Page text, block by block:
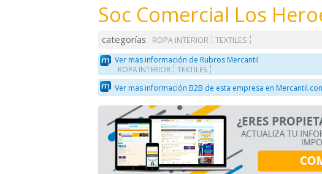
Soc Comercial Los
categorías ROPA INTERIOR
TEXTILES
Ver mas información de Rubros Mercantil
ROPA INTERIOR TEXTILES
Ver mas información B2B de esta empresa en